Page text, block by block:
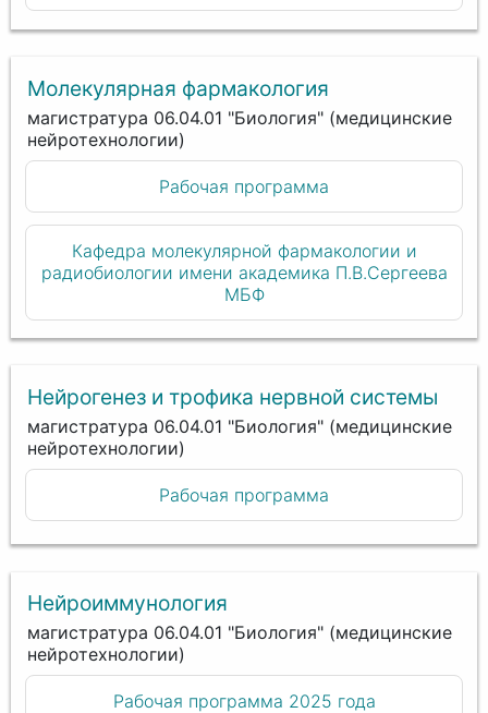
Молекулярная фармакология
магистратура 06.04.01 "Биология" (медицинские
нейротехнологии)
Рабочая программа
Кафедра молекулярной фармакологии и
радиобиологии имени академика П.В.Сергеева
МБФ
Нейрогенез и трофика нервной системы
магистратура 06.04.01 "Биология" (медицинские
нейротехнологии)
Рабочая программа
Нейроиммунология
магистратура 06.04.01 "Биология" (медицинские
нейротехнологии)
Рабочая программа 2025 года